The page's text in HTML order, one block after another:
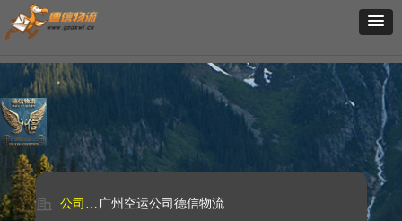
公司名称：
广州空运公司德信物流